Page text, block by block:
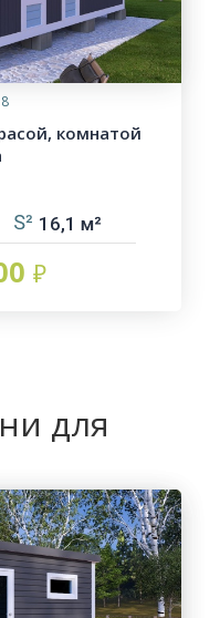
комнатой
16,1
для